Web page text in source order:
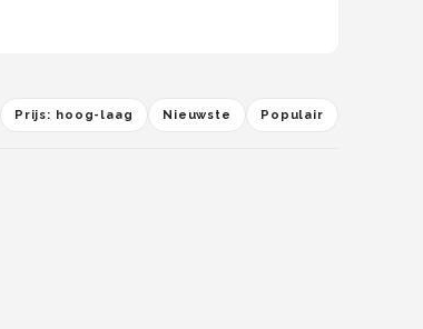
Prijs: hoog-laag Nieuwste Populair